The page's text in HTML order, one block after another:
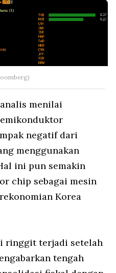
menilai
negatif dari
menggunakan
ini pun semakin
chip sebagai mesin
Korea
ringgit terjadi setelah
tengah